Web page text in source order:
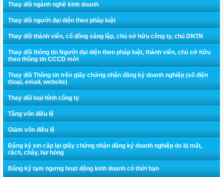
Thay đổi ngành nghề kinh doanh
Thay đổi người đại diện theo pháp luật
Thay đổi thành viên, cổ đông sáng lập, chủ sở hữu công ty, chủ DNTN
Thay đổi thông tin Người đại diện theo pháp luật, thành viên, chủ sở hữu
theo thông tin CCCD mới
Thay đổi Thông tin trên giấy chứng nhận đăng ký doanh nghiệp (số điện
thoại, email, website)
Thay đổi loại hình công ty
Tăng vốn điều lệ
Giảm vốn điều lệ
Đăng ký xin cấp lại giấy chứng nhận đăng ký doanh nghiệp do bị mất,
rách, cháy, hư hỏng
Đăng ký tạm ngưng hoạt động kinh doanh có thời hạn